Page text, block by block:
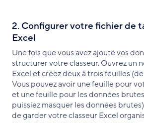
2. Configurer votre fichier de
Excel
Une fois que vous avez ajouté vos
structurer votre classeur. Ouvrez un
Excel et créez deux à trois feuilles
Vous pouvez avoir une feuille pour
et une feuille pour les données
puissiez masquer les données
de garder votre classeur Excel